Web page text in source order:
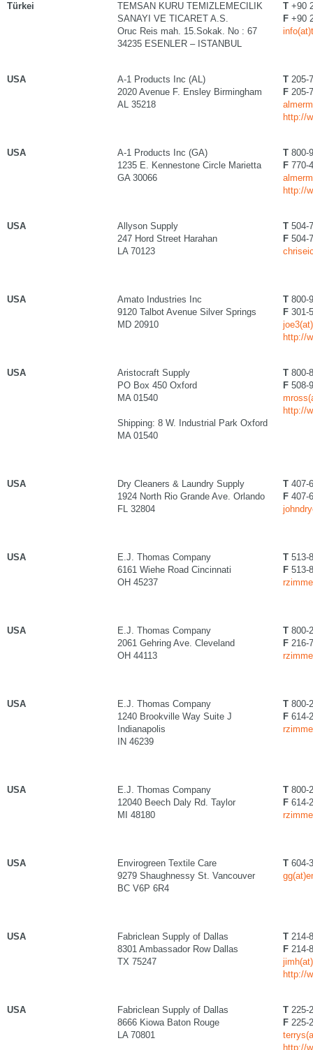
Türkei
TEMSAN KURU TEMIZLEMECILIK
SANAYI VE TICARET A.S.
Oruc Reis mah. 15.Sokak. No : 67
34235 ESENLER – ISTANBUL
T +90
F +90
USA
A-1 Products Inc (AL)
2020 Avenue F. Ensley Birmingham
AL 35218
T 205-
F 205-
http://
USA
A-1 Products Inc (GA)
1235 E. Kennestone Circle Marietta
GA 30066
T 800-
F 770-
http://
USA
Allyson Supply
247 Hord Street Harahan
LA 70123
T 504-
F 504-
USA
Amato Industries Inc
9120 Talbot Avenue Silver Springs
MD 20910
T 800-
F 301-
http://
USA
Aristocraft Supply
PO Box 450 Oxford
MA 01540
Shipping: 8 W. Industrial Park Oxford
MA 01540
T 800-
F 508-
http://
USA
Dry Cleaners & Laundry Supply
1924 North Rio Grande Ave. Orlando
FL 32804
T 407-
F 407-
USA
E.J. Thomas Company
6161 Wiehe Road Cincinnati
OH 45237
T 513-
F 513-
USA
E.J. Thomas Company
2061 Gehring Ave. Cleveland
OH 44113
T 800-
F 216-
USA
E.J. Thomas Company
1240 Brookville Way Suite J
Indianapolis
IN 46239
T 800-
F 614-
USA
E.J. Thomas Company
12040 Beech Daly Rd. Taylor
MI 48180
T 800-
F 614-
USA
Envirogreen Textile Care
9279 Shaughnessy St. Vancouver
BC V6P 6R4
T 604-
USA
Fabriclean Supply of Dallas
8301 Ambassador Row Dallas
TX 75247
T 214-
F 214-
http://
USA
Fabriclean Supply of Dallas
8666 Kiowa Baton Rouge
LA 70801
T 225-
F 225-
http://